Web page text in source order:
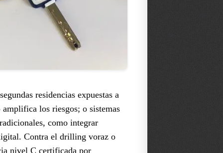
residencias expuestas a
amplifica los riesgos; o sistemas
como integrar
Contra el drilling voraz o
nivel C certificada por